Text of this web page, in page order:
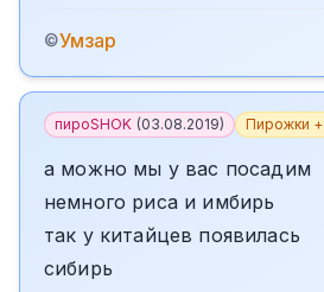
©Умзар
пироSHOK (03.08.2019) Пирожки +
а можно мы у вас посадим
немного риса и имбирь
так у китайцев появилась
сибирь